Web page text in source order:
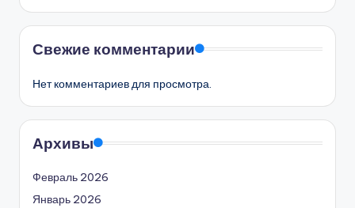
Свежие комментарии
Нет комментариев для просмотра.
Архивы
Февраль 2026
Январь 2026